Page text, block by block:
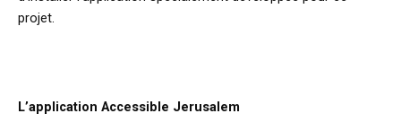
projet.
L’application Accessible Jerusalem